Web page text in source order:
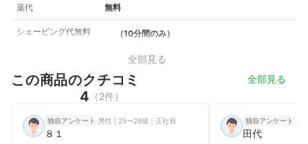
薬代 無料
シェービング代無料 （10分間のみ）
全部見る
この商品のクチコミ 全部見る
4 （2件）
独自アンケート 男性 | 25〜29歳｜正社員
８１
独自アンケート
田代